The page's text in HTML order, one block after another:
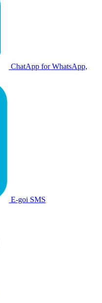
ChatApp for WhatsApp,
E-goi SMS